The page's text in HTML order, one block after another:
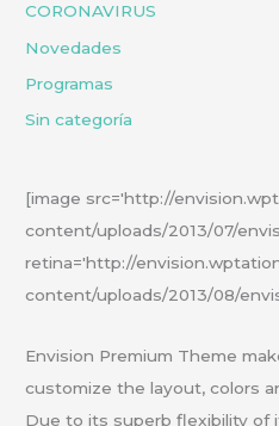
CORONAVIRUS
Novedades
Programas
Sin categoría
[image src='http://
content/uploads/2013/07/
retina='http://
content/uploads/2013/08/
Envision Premium Theme
customize the layout, colors
Due to its superb flexibility of